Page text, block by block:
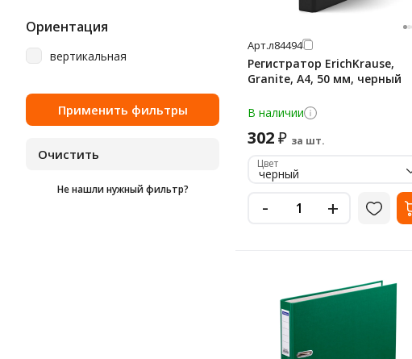
черный матовый
шотландка
Ориентация
вертикальная
Не нашли нужный фильтр?
Арт.л84494
Регистратор ErichKrause,
Granite, А4, 50 мм, черный
В наличии
302₽ за шт.
Цвет
черный
- +